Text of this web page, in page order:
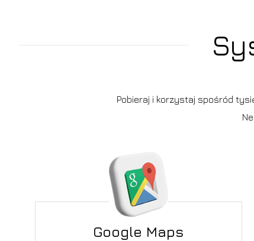
Pobieraj i korzystaj spośród
Google Maps